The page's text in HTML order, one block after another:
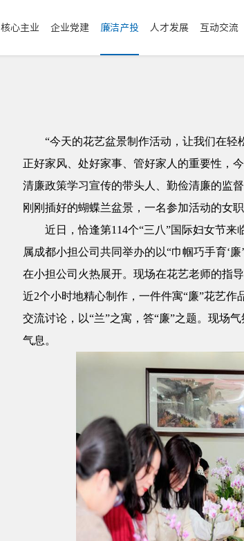
核心主业 企业党建 廉洁产投 人才发展 互动交流
“今天的花艺盆景制作活动，让我们在轻
正好家风、处好家事、管好家人的重要性，
清廉政策学习宣传的带头人、勤俭清廉的监
刚刚插好的蝴蝶兰盆景，一名参加活动的女职
近日，恰逢第114个“三八”国际妇女节
属成都小担公司共同举办的以“巾帼巧手育‘
在小担公司火热展开。现场在花艺老师的指
近2个小时地精心制作，一件件寓“廉”花艺
交流讨论，以“兰”之寓，答“廉”之题。现场
气息。